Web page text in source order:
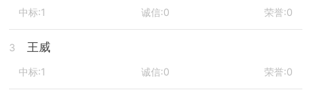
中标:1 诚信:0 荣誉:0
3 王威
中标:1 诚信:0 荣誉:0